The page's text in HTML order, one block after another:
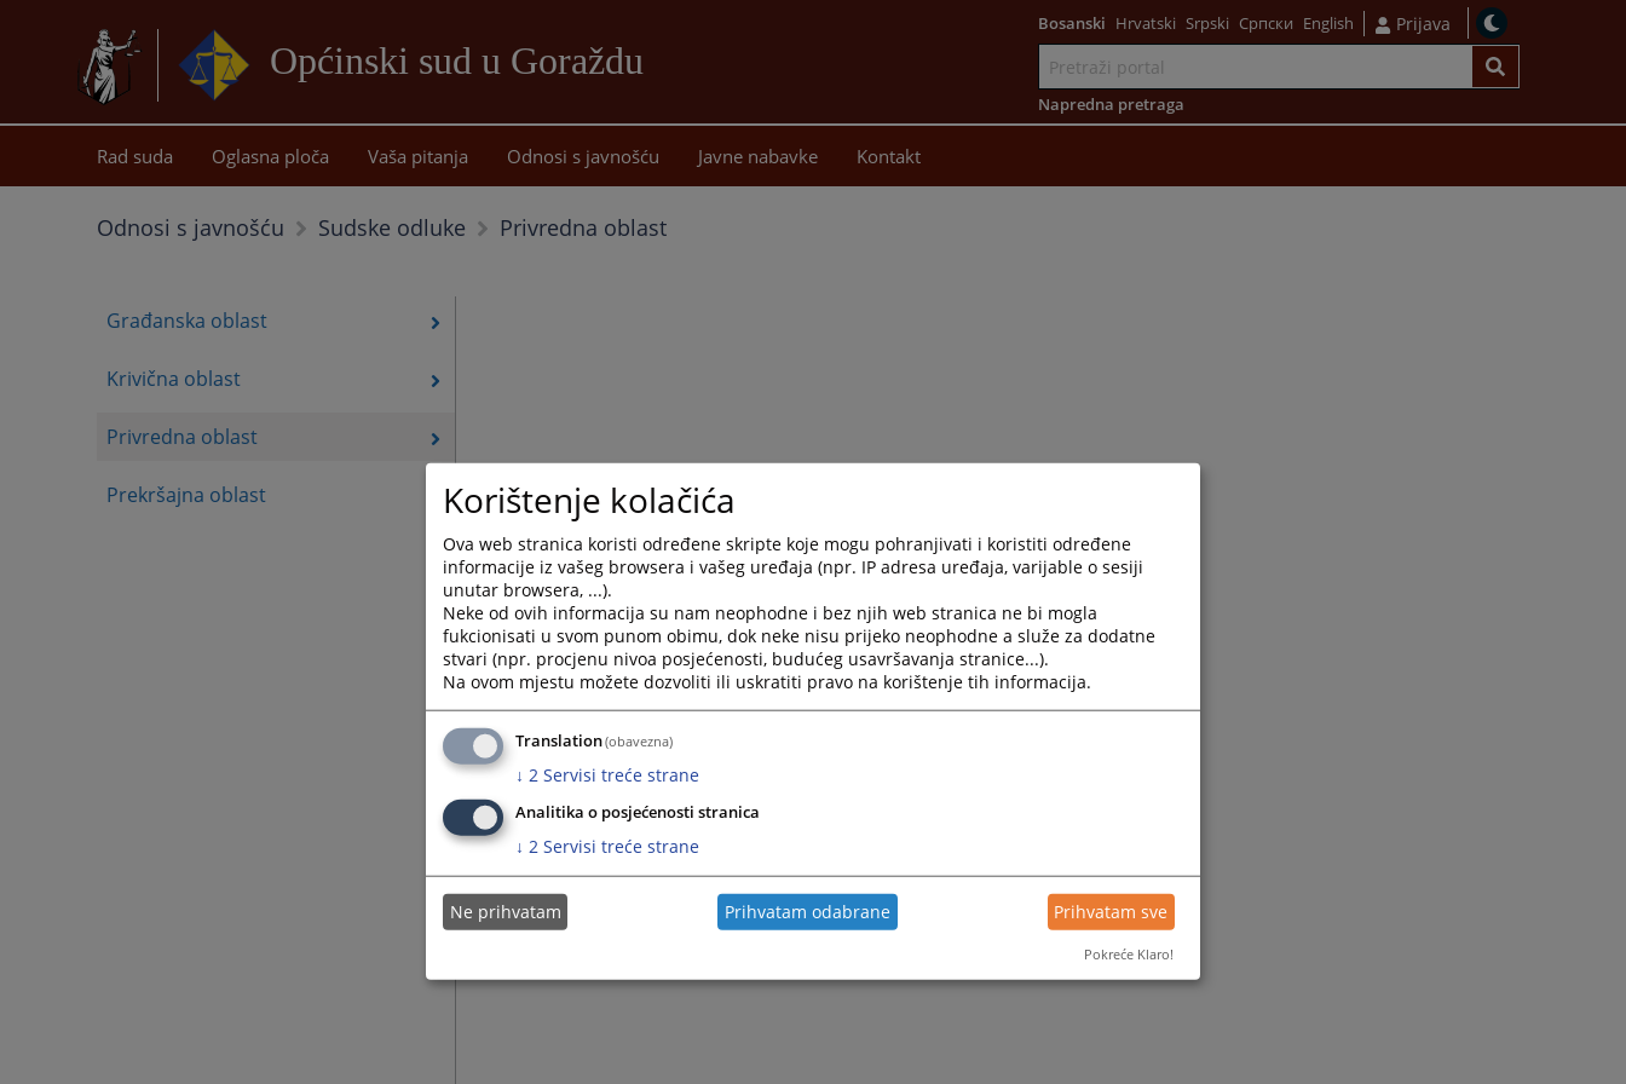
Općinski sud u Goraždu
sadržaj
Bosanski Hrvatski Srpski Српски English Prijava
Napredna pretraga
Rad suda Oglasna ploča Vaša pitanja Odnosi s javnošću Javne nabavke Kontakt
Odnosi s javnošću Sudske odluke Privredna oblast
Građanska oblast
Krivična oblast
Privredna oblast
Prekršajna oblast Korištenje kolačića
Ova web stranica koristi određene skripte koje mogu pohranjivati i koristiti određene
informacije iz vašeg browsera i vašeg uređaja (npr. IP adresa uređaja, varijable o sesiji
unutar browsera, ...).
Neke od ovih informacija su nam neophodne i bez njih web stranica ne bi mogla
fukcionisati u svom punom obimu, dok neke nisu prijeko neophodne a služe za dodatne
stvari (npr. procjenu nivoa posjećenosti, budućeg usavršavanja stranice...).
Na ovom mjestu možete dozvoliti ili uskratiti pravo na korištenje tih informacija.
Translation(obavezna)
↓ 2 Servisi treće strane
Analitika o posjećenosti stranica
↓ 2 Servisi treće strane
Ne prihvatam Prihvatam odabrane Prihvatam sve
Pokreće Klaro!